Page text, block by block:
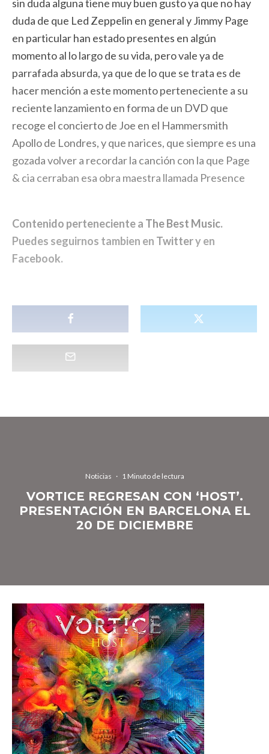
sin duda alguna tiene muy buen gusto ya que no hay
duda de que Led Zeppelin en general y Jimmy Page
en particular han estado presentes en algún
momento al lo largo de su vida, pero vale ya de
parrafada absurda, ya que de lo que se trata es de
hacer mención a este momento perteneciente a su
reciente lanzamiento en forma de un DVD que
recoge el concierto de Joe en el Hammersmith
Apollo de Londres, y que narices, que siempre es una
gozada volver a recordar la canción con la que Page
& cia cerraban esa obra maestra llamada Presence
Contenido perteneciente a The Best Music.
Puedes seguirnos tambien en Twittery en
Facebook.
Noticias · 1 Minuto de lectura
VORTICE REGRESAN CON ‘HOST’.
PRESENTACIÓN EN BARCELONA EL
20 DE DICIEMBRE